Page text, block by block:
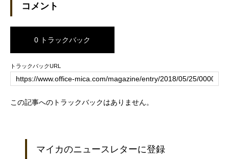
コメント
0 トラックバック
トラックバックURL
この記事へのトラックバックはありません。
マイカのニュースレターに登録